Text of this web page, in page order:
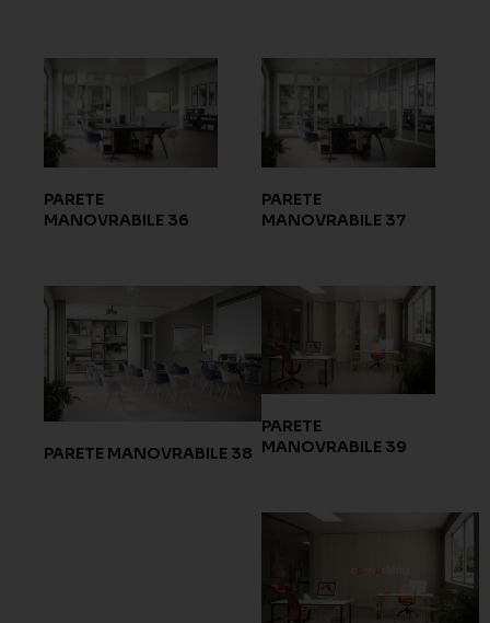
PARETE
MANOVRABILE 36
PARETE
MANOVRABILE 37
PARETE MANOVRABILE 38
PARETE
MANOVRABILE 39